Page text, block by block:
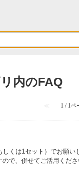
内のFAQ
≪ 1 / 1ペ
しくは1セット）でお
ので、併せてご活用く